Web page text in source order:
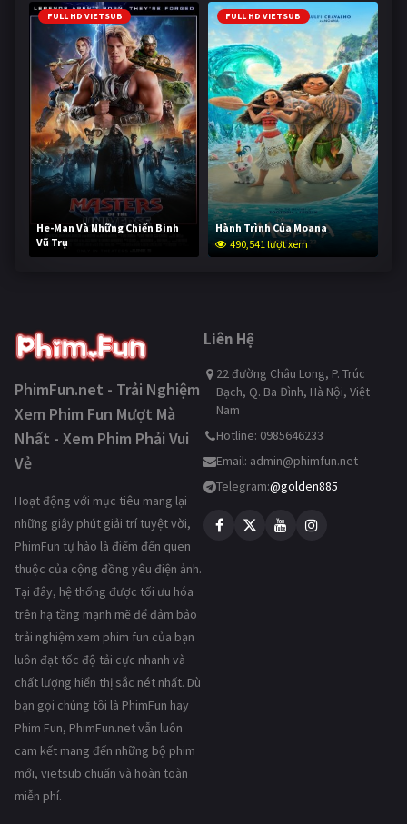
FULL HD VIETSUB
He-Man Và Những Chiến Binh
Vũ Trụ
239,265 lượt xem
FULL HD VIETSUB
Hành Trình Của Moana
490,541 lượt xem
PhimFun.net - Trải Nghiệm
Xem Phim Fun Mượt Mà
Nhất - Xem Phim Phải Vui
Vẻ
Hoạt động với mục tiêu mang lại
những giây phút giải trí tuyệt vời,
PhimFun tự hào là điểm đến quen
thuộc của cộng đồng yêu điện ảnh.
Tại đây, hệ thống được tối ưu hóa
trên hạ tầng mạnh mẽ để đảm bảo
trải nghiệm xem phim fun của bạn
luôn đạt tốc độ tải cực nhanh và
chất lượng hiển thị sắc nét nhất. Dù
bạn gọi chúng tôi là PhimFun hay
Phim Fun, PhimFun.net vẫn luôn
cam kết mang đến những bộ phim
mới, vietsub chuẩn và hoàn toàn
miễn phí.
Liên Hệ
22 đường Châu Long, P. Trúc
Bạch, Q. Ba Đình, Hà Nội, Việt
Nam
Hotline: 0985646233
Email: admin@phimfun.net
Telegram:@golden885